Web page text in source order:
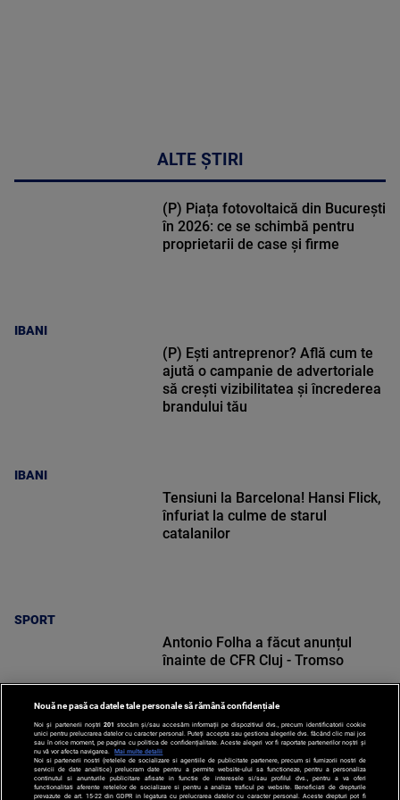
ALTE ȘTIRI
IBANI
(P) Piața fotovoltaică din București
în 2026: ce se schimbă pentru
proprietarii de case și firme
IBANI
(P) Ești antreprenor? Află cum te
ajută o campanie de advertoriale
să crești vizibilitatea și încrederea
brandului tău
SPORT
Tensiuni la Barcelona! Hansi Flick,
înfuriat la culme de starul
catalanilor
SPORT
Antonio Folha a făcut anunțul
înainte de CFR Cluj - Tromso
Nouă ne pasă ca datele tale personale să rămână confidențiale
Noi și partenerii noștri 201 stocăm și/sau accesăm informații pe dispozitivul dvs., precum identificatorii cookie
unici pentru prelucrarea datelor cu caracter personal. Puteți accepta sau gestiona alegerile dvs. făcând clic mai jos
sau în orice moment, pe pagina cu politica de confidențialitate. Aceste alegeri vor fi raportate partenerilor noștri și
nu vă vor afecta navigarea.
Mai multe detalii
Noi si partenerii nostri (retelele de socializare si agentiile de publicitate partenere, precum si furnizorii nostri de
servicii de date analitice) prelucram date pentru a permite website-ului sa functioneze, pentru a personaliza
continutul si anunturile publicitare afisate in functie de interesele si/sau profilul dvs., pentru a va oferi
functionalitati aferente retelelor de socializare si pentru a analiza traficul pe website. Beneficiati de drepturile
prevazute de art. 15-22 din GDPR in legatura cu prelucrarea datelor cu caracter personal. Aceste drepturi pot fi